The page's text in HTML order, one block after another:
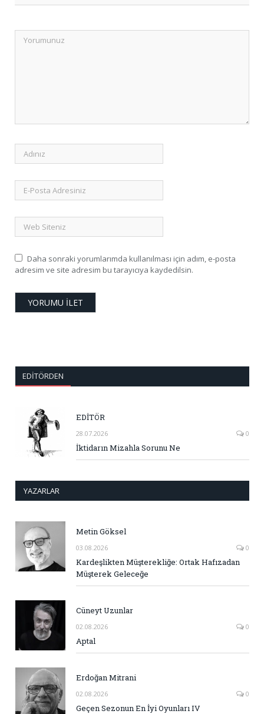
Daha sonraki yorumlarımda kullanılması için adım, e-posta
adresim ve site adresim bu tarayıcıya kaydedilsin.
EDITÖRDEN
EDİTÖR
28.07.2026 0
İktidarın Mizahla Sorunu Ne
YAZARLAR
Metin Göksel
03.08.2026 0
Kardeşlikten Müşterekliğe: Ortak Hafızadan
Müşterek Geleceğe
Cüneyt Uzunlar
02.08.2026 0
Aptal
Erdoğan Mitrani
02.08.2026 0
Geçen Sezonun En İyi Oyunları IV